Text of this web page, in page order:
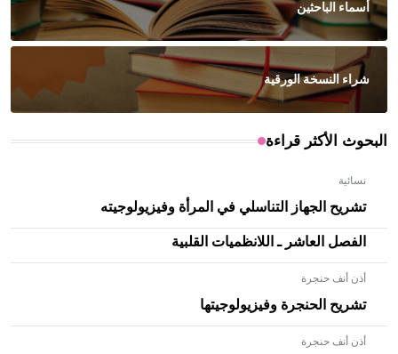
أسماء الباحثين
شراء النسخة الورقية
البحوث الأكثر قراءة
نسائية
تشريح الجهاز التناسلي في المرأة وفيزيولوجيته
الفصل العاشر ـ اللانظميات القلبية
أذن أنف حنجرة
تشريح الحنجرة وفيزيولوجيتها
أذن أنف حنجرة
- هل تعلم أن الأبلق نوع من الفنون الهندسية التي ارتبطت